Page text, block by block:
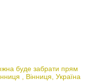
буде забрати прям
, Вінниця, Україна